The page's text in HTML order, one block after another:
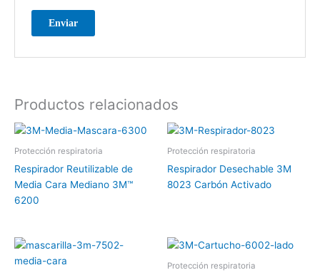
Productos relacionados
Protección respiratoria
Respirador Reutilizable de
Media Cara Mediano 3M™
6200
Protección respiratoria
Respirador Desechable 3M
8023 Carbón Activado
Protección respiratoria